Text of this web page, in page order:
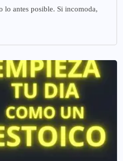
lo antes posible. Si incomoda,